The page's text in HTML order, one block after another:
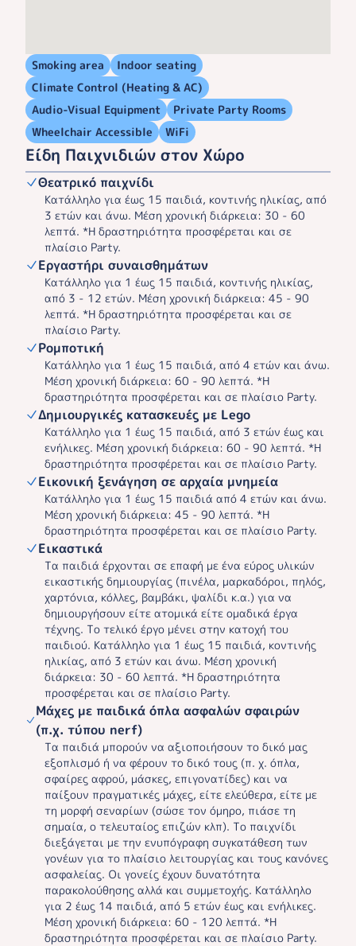
Smoking area
Indoor seating
Climate Control (Heating & AC)
Audio-Visual Equipment
Private Party Rooms
Wheelchair Accessible
WiFi
Είδη Παιχνιδιών στον Χώρο
Θεατρικό παιχνίδι
Κατάλληλο για έως 15 παιδιά, κοντινής ηλικίας, από
3 ετών και άνω. Μέση χρονική διάρκεια: 30 - 60
λεπτά. *Η δραστηριότητα προσφέρεται και σε
πλαίσιο Party.
Εργαστήρι συναισθημάτων
Κατάλληλο για 1 έως 15 παιδιά, κοντινής ηλικίας,
από 3 - 12 ετών. Μέση χρονική διάρκεια: 45 - 90
λεπτά. *Η δραστηριότητα προσφέρεται και σε
πλαίσιο Party.
Ρομποτική
Κατάλληλο για 1 έως 15 παιδιά, από 4 ετών και άνω.
Μέση χρονική διάρκεια: 60 - 90 λεπτά. *Η
δραστηριότητα προσφέρεται και σε πλαίσιο Party.
Δημιουργικές κατασκευές με Lego
Κατάλληλο για 1 έως 15 παιδιά, από 3 ετών έως και
ενήλικες. Μέση χρονική διάρκεια: 60 - 90 λεπτά. *Η
δραστηριότητα προσφέρεται και σε πλαίσιο Party.
Εικονική ξενάγηση σε αρχαία μνημεία
Κατάλληλο για 1 έως 15 παιδιά από 4 ετών και άνω.
Μέση χρονική διάρκεια: 45 - 90 λεπτά. *Η
δραστηριότητα προσφέρεται και σε πλαίσιο Party.
Εικαστικά
Τα παιδιά έρχονται σε επαφή με ένα εύρος υλικών
εικαστικής δημιουργίας (πινέλα, μαρκαδόροι, πηλός,
χαρτόνια, κόλλες, βαμβάκι, ψαλίδι κ.α.) για να
δημιουργήσουν είτε ατομικά είτε ομαδικά έργα
τέχνης. Το τελικό έργο μένει στην κατοχή του
παιδιού. Κατάλληλο για 1 έως 15 παιδιά, κοντινής
ηλικίας, από 3 ετών και άνω. Μέση χρονική
διάρκεια: 30 - 60 λεπτά. *Η δραστηριότητα
προσφέρεται και σε πλαίσιο Party.
Μάχες με παιδικά όπλα ασφαλών σφαιρών
(π.χ. τύπου nerf)
Τα παιδιά μπορούν να αξιοποιήσουν το δικό μας
εξοπλισμό ή να φέρουν το δικό τους (π. χ. όπλα,
σφαίρες αφρού, μάσκες, επιγονατίδες) και να
παίξουν πραγματικές μάχες, είτε ελεύθερα, είτε με
τη μορφή σεναρίων (σώσε τον όμηρο, πιάσε τη
σημαία, ο τελευταίος επιζών κλπ). Το παιχνίδι
διεξάγεται με την ενυπόγραφη συγκατάθεση των
γονέων για το πλαίσιο λειτουργίας και τους κανόνες
ασφαλείας. Οι γονείς έχουν δυνατότητα
παρακολούθησης αλλά και συμμετοχής. Κατάλληλο
για 2 έως 14 παιδιά, από 5 ετών έως και ενήλικες.
Μέση χρονική διάρκεια: 60 - 120 λεπτά. *Η
δραστηριότητα προσφέρεται και σε πλαίσιο Party.